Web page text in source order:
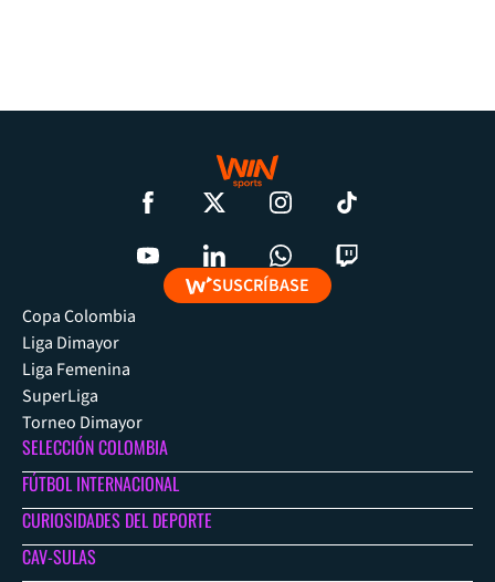
SUSCRÍBASE
Copa Colombia
Liga Dimayor
Liga Femenina
SuperLiga
Torneo Dimayor
SELECCIÓN COLOMBIA
FÚTBOL INTERNACIONAL
CURIOSIDADES DEL DEPORTE
CAV-SULAS